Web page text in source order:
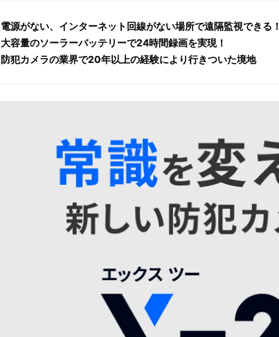
電源がない、インターネット回線がない場所で遠隔監視できる！
大容量のソーラーバッテリーで24時間録画を実現！
防犯カメラの業界で20年以上の経験により行きついた境地